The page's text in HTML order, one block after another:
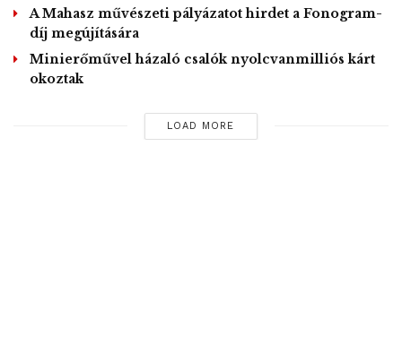
A Mahasz művészeti pályázatot hirdet a Fonogram-
díj megújítására
Minierőművel házaló csalók nyolcvanmilliós kárt
okoztak
LOAD MORE